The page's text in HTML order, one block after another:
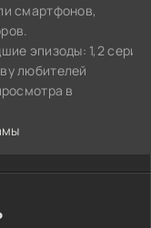
смартфонов,
эпизоды: 1,2 серия.
любителей
в